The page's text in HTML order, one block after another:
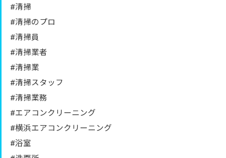
#清掃
#清掃のプロ
#清掃員
#清掃業者
#清掃業
#清掃スタッフ
#清掃業務
#エアコンクリーニング
#横浜エアコンクリーニング
#浴室